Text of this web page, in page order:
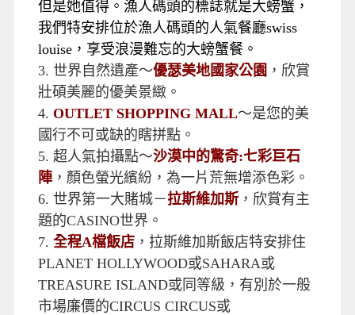
但是她值得。漁人碼頭的標誌就是大螃蟹，
我們特安排位於漁人碼頭的人氣餐廳swiss
louise，享受浪漫難忘的大螃蟹餐。
3. 世界自然遺產～優瑟美地國家公園 ，欣賞
壯碩美麗的優美景緻。
4. OUTLET SHOPPING MALL～是您的美
國行不可或缺的瞎拼點。
5. 超人氣拍攝點～沙漠中的驚奇:七彩巨石
陣，顏色螢光繽紛，為一片荒無增添色彩。
6. 世界第一大賭城－拉斯維加斯，欣賞有主
題的CASINO世界。
7. 全程A檔飯店，拉斯維加斯飯店特安排住
PLANET HOLLYWOOD或SAHARA或
TREASURE ISLAND或同等級，有別於一般
市場廉價的CIRCUS CIRCUS或